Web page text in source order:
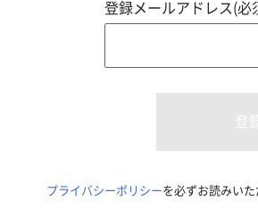
登録メールアドレス(必
プライバシーポリシーを必ずお読みい